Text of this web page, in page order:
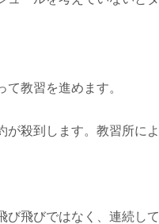
教習を進めます。
殺到します。教習所に
飛びではなく、連続し